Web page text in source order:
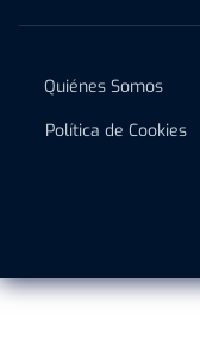
Quiénes Somos
Política de Cookies